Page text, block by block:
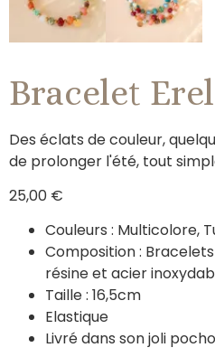
Bracelet Erel
Des éclats de couleur,
de prolonger l'été, tout
25,00 €
Couleurs : Multicolore,
Composition :
résine et acier
Taille : 16,5cm
Elastique
Livré dans son joli